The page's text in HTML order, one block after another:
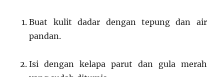
Buat kulit dadar dengan tepung dan air
pandan.
Isi dengan kelapa parut dan gula merah